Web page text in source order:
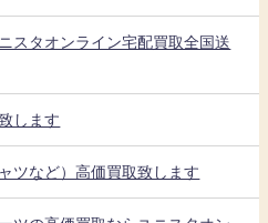
スタオンライン宅配買取全国送
します
ツなど）高価買取致します